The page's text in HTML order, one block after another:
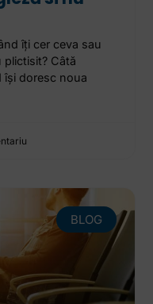
îți cer ceva sau
Câtă
își doresc noua
BLOG